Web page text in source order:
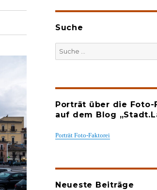
Suche
Porträt über die Foto-
auf dem Blog
Porträt Foto-Faktorei
Neueste Beiträge